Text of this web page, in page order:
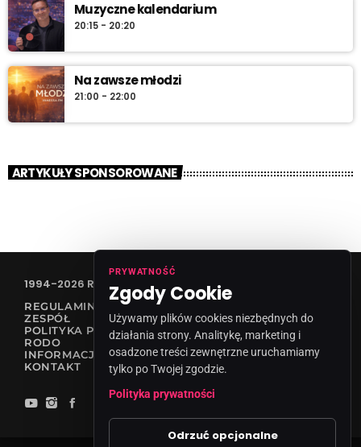
Muzyczne kalendarium
20:15 - 20:20
Na zawsze młodzi
21:00 - 22:00
ARTYKUŁY SPONSOROWANE
1994-2026 RADIO VANESSA SPÓŁKA Z O.O
REGULAMIN KONKURSÓW
ZESPÓŁ
POLITYKA PRYWATNOŚCI
RODO
INFORMACJA O NADAWCY
KONTAKT
PRYWATNOŚĆ
Zgody Cookie
Używamy plików cookies niezbędnych do
działania strony. Analitykę, marketing i
osadzone treści zewnętrzne uruchamiamy
tylko po Twojej zgodzie.
Polityka prywatności
Odrzuć opcjonalne